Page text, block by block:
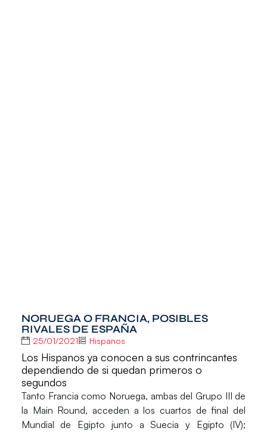
NORUEGA O FRANCIA, POSIBLES
RIVALES DE ESPAÑA
25/01/2021 Hispanos
Los Hispanos ya conocen a sus contrincantes
dependiendo de si quedan primeros o
segundos
Tanto Francia como Noruega, ambas del Grupo III de
la Main Round, acceden a los cuartos de final del
Mundial de Egipto junto aSuecia y Egipto (IV);